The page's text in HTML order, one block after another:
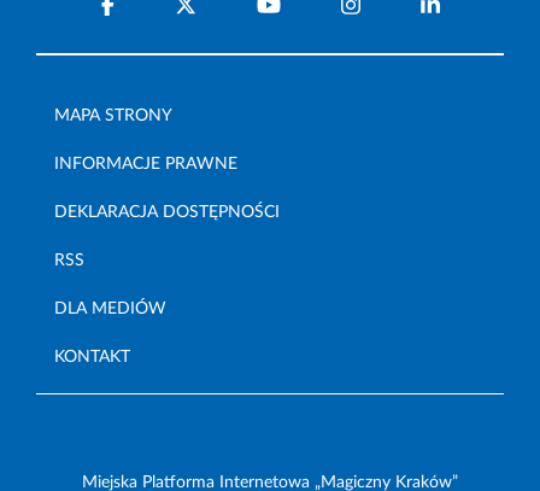
MAPA STRONY
INFORMACJE PRAWNE
DEKLARACJA DOSTĘPNOŚCI
RSS
DLA MEDIÓW
KONTAKT
Miejska Platforma Internetowa „Magiczny Kraków”